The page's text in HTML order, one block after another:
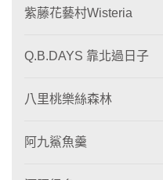
紫藤花藝村Wisteria
Q.B.DAYS 靠北過日子
八里桃樂絲森林
阿九鯊魚羹